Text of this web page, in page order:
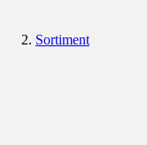
Sortiment